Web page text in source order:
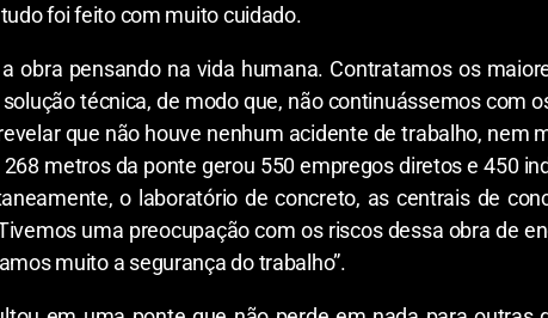
foi feito com muito cuidado.
obra pensando na vida humana. Contratamos os
técnica, de modo que, não continuássemos com
que não houve nenhum acidente de trabalho, nem
metros da ponte gerou 550 empregos diretos e 450
o laboratório de concreto, as centrais de
uma preocupação com os riscos dessa obra de
muito a segurança do trabalho”.